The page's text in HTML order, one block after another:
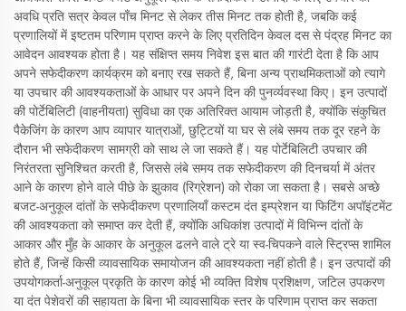
अवधि प्रति सत्र केवल पाँच मिनट से लेकर तीस मिनट तक होती है, जबकि कई
प्रणालियों में इष्टतम परिणाम प्राप्त करने के लिए प्रतिदिन केवल दस से पंद्रह मिनट का
आवेदन आवश्यक होता है। यह संक्षिप्त समय निवेश इस बात की गारंटी देता है कि आप
अपने सफेदीकरण कार्यक्रम को बनाए रख सकते हैं, बिना अन्य प्राथमिकताओं को त्यागे
या उपचार की आवश्यकताओं के आधार पर अपने दिन की पुनर्व्यवस्था किए। इन उत्पादों
की पोर्टेबिलिटी (वाहनीयता) सुविधा का एक अतिरिक्त आयाम जोड़ती है, क्योंकि संकुचित
पैकेजिंग के कारण आप व्यापार यात्राओं, छुट्टियों या घर से लंबे समय तक दूर रहने के
दौरान भी सफेदीकरण सामग्री को साथ ले जा सकते हैं। यह पोर्टेबिलिटी उपचार की
निरंतरता सुनिश्चित करती है, जिससे लंबे समय तक सफेदीकरण की दिनचर्या में अंतर
आने के कारण होने वाले पीछे के झुकाव (रिग्रेशन) को रोका जा सकता है। सबसे अच्छे
बजट-अनुकूल दांतों के सफेदीकरण प्रणालियाँ कस्टम दंत इम्प्रेशन या फिटिंग अपॉइंटमेंट
की आवश्यकता को समाप्त कर देती हैं, क्योंकि अधिकांश उत्पादों में विभिन्न दांतों के
आकार और मुँह के आकार के अनुकूल ढलने वाले ट्रे या स्व-चिपकने वाले स्ट्रिप्स शामिल
होते हैं, जिन्हें किसी व्यावसायिक समायोजन की आवश्यकता नहीं होती है। इन उत्पादों की
उपयोगकर्ता-अनुकूल प्रकृति के कारण कोई भी व्यक्ति विशेष प्रशिक्षण, जटिल उपकरण
या दंत पेशेवरों की सहायता के बिना भी व्यावसायिक स्तर के परिणाम प्राप्त कर सकता